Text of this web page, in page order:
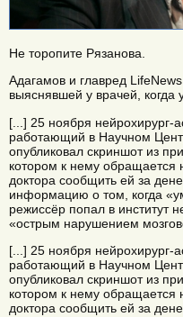
Не торопите Рязанова.
Адагамов и главред
выяснявшей у врачей, когда
[...] 25 ноября нейрохирург-
работающий в Научном
опубликовал скриншот из
котором к нему
доктора сообщить ей за
информацию о том, когда
режиссёр попал в институт
«острым нарушением
[...] 25 ноября нейрохирург-
работающий в Научном
опубликовал скриншот из
котором к нему
доктора сообщить ей за